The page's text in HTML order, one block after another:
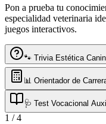
Pon a prueba tu
especialidad veterinaria
juegos interactivos.
🐾 Trivia Estética
📊 Orientador de
🩺 Test Vocacional
1 /4